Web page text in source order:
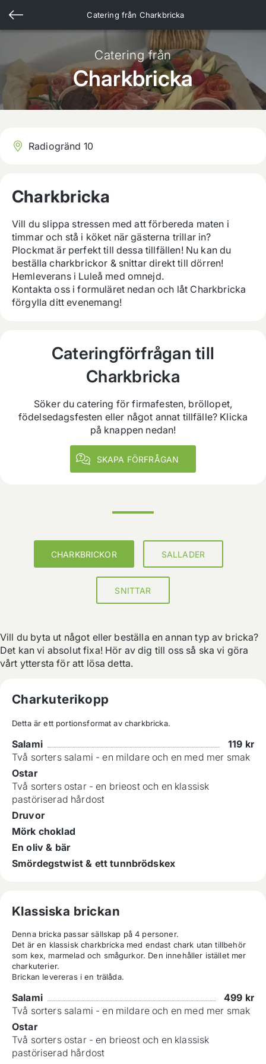
Catering från Charkbricka
Catering från
Charkbricka
Radiogränd 10
Charkbricka
Vill du slippa stressen med att förbereda maten i
timmar och stå i köket när gästerna trillar in?
Plockmat är perfekt till dessa tillfällen! Nu kan du
beställa charkbrickor & snittar direkt till dörren!
Hemleverans i Luleå med omnejd.
Kontakta oss i formuläret nedan och låt Charkbricka
förgylla ditt evenemang!
Cateringförfrågan till
Charkbricka
Söker du catering för firmafesten, bröllopet,
födelsedagsfesten eller något annat tillfälle? Klicka
på knappen nedan!
SKAPA FÖRFRÅGAN
CHARKBRICKOR SALLADER
SNITTAR
Vill du byta ut något eller beställa en annan typ av bricka?
Det kan vi absolut fixa! Hör av dig till oss så ska vi göra
vårt yttersta för att lösa detta.
Charkuterikopp
Detta är ett portionsformat av charkbricka.
Salami 119 kr
Två sorters salami - en mildare och en med mer smak
Ostar
Två sorters ostar - en brieost och en klassisk
pastöriserad hårdost
Druvor
Mörk choklad
En oliv & bär
Smördegstwist & ett tunnbrödskex
Klassiska brickan
Denna bricka passar sällskap på 4 personer.
Det är en klassisk charkbricka med endast chark utan tillbehör
som kex, marmelad och smågurkor. Den innehåller istället mer
charkuterier.
Brickan levereras i en trälåda.
Salami 499 kr
Två sorters salami - en mildare och en med mer smak
Ostar
Två sorters ostar - en brieost och en klassisk
pastöriserad hårdost